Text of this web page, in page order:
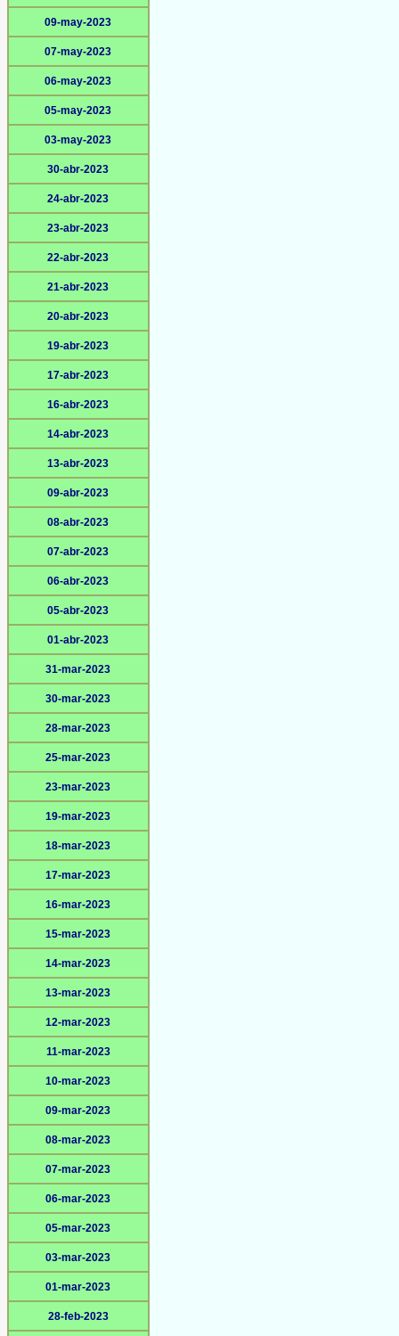
09-may-2023
07-may-2023
06-may-2023
05-may-2023
03-may-2023
30-abr-2023
24-abr-2023
23-abr-2023
22-abr-2023
21-abr-2023
20-abr-2023
19-abr-2023
17-abr-2023
16-abr-2023
14-abr-2023
13-abr-2023
09-abr-2023
08-abr-2023
07-abr-2023
06-abr-2023
05-abr-2023
01-abr-2023
31-mar-2023
30-mar-2023
28-mar-2023
25-mar-2023
23-mar-2023
19-mar-2023
18-mar-2023
17-mar-2023
16-mar-2023
15-mar-2023
14-mar-2023
13-mar-2023
12-mar-2023
11-mar-2023
10-mar-2023
09-mar-2023
08-mar-2023
07-mar-2023
06-mar-2023
05-mar-2023
03-mar-2023
01-mar-2023
28-feb-2023